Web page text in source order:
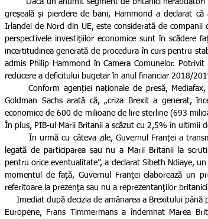
greșeală și pierdere de bani, Hammond a declarat
Irlandei de Nord din UE, este considerată de
perspectivele investiţiilor economice sunt în scădere
incertitudinea generată de procedura în curs pentru
admis Philip Hammond în Camera Comunelor.
reducere a deficitului bugetar în anul financiar 2018/
Goldman Sachs arată că, „criza Brexit a generat,
economice de 600 de milioane de lire sterline (693
În plus, PIB-ul Marii Britanii a scăzut cu 2,5% în ultimii
        În urmă cu câteva zile, Guvernul Franței a transmis că există această incertitudine semnificativă
legată de participarea sau nu a Marii Britanii la
pentru orice eventualitate”, a declarat Sibeth Ndiaye,
momentul de față, Guvernul Franţei elaborează un
referitoare la prezenţa sau nu a reprezentanţilor
Europene, Frans Timmermans a îndemnat Marea